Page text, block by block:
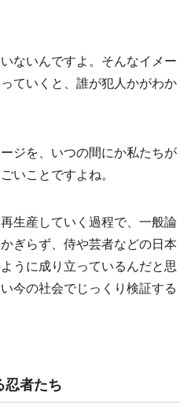
ないんですよ。そんなイメー
ていくと、誰が犯人かがわか
ジを、いつの間にか私たちが
いことですよね。
生産していく過程で、一般論
ぎらず、侍や芸者などの日本
うに成り立っているんだと思
今の社会でじっくり検証する
忍者たち